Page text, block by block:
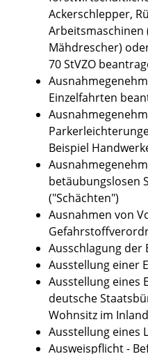
Ackerschlepper,
Arbeitsmaschinen
Mähdrescher)
70 StVZO
Einzelfahrten
Beispiel
betäubungslosen
("Schächten")
Ausnahmen von
Ausschlagung der
Ausstellung einer
Ausstellung eines
deutsche
Wohnsitz im
Ausstellung eines
Ausweispflicht -